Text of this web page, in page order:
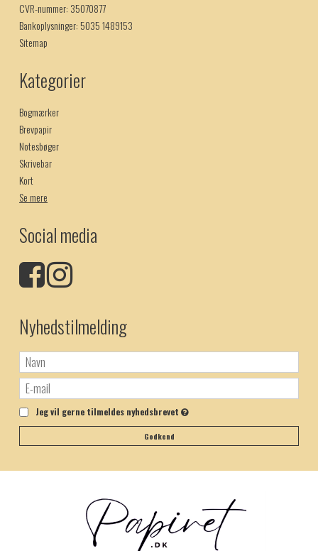
CVR-nummer: 35070877
Bankoplysninger: 5035 1489153
Sitemap
Kategorier
Bogmærker
Brevpapir
Notesbøger
Skrivebar
Kort
Se mere
Social media
Nyhedstilmelding
Jeg vil gerne tilmeldes nyhedsbrevet
Godkend